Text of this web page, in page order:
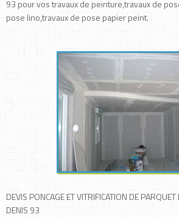
93 pour vos travaux de peinture,travaux de
pose lino,travaux de pose papier peint.
DEVIS PONCAGE ET VITRIFICATION DE
DENIS 93